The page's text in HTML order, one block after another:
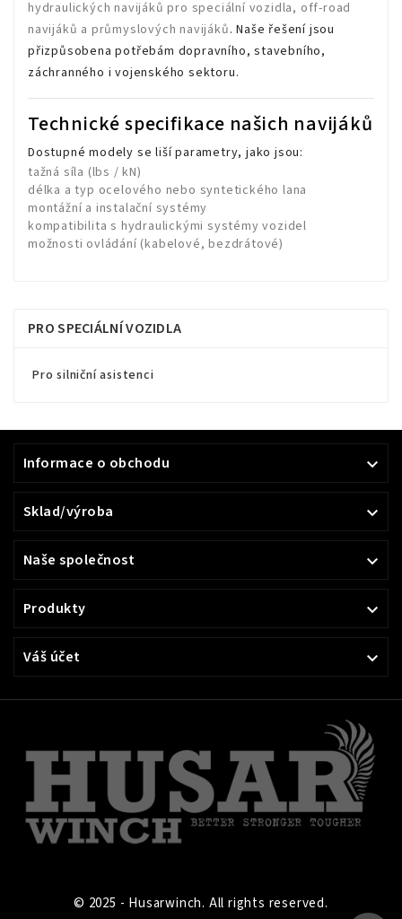
hydraulických navijáků pro speciální vozidla, off-road
navijáků a průmyslových navijáků. Naše řešení jsou
přizpůsobena potřebám dopravního, stavebního,
záchranného i vojenského sektoru.
Technické specifikace našich navijáků
Dostupné modely se liší parametry, jako jsou:
tažná síla (lbs / kN)
délka a typ ocelového nebo syntetického lana
montážní a instalační systémy
kompatibilita s hydraulickými systémy vozidel
možnosti ovládání (kabelové, bezdrátové)
PRO SPECIÁLNÍ VOZIDLA
Pro silniční asistenci
Informace o obchodu 
Sklad/výroba 
Naše společnost 
Produkty 
Váš účet 
© 2025 - Husarwinch. All rights reserved.